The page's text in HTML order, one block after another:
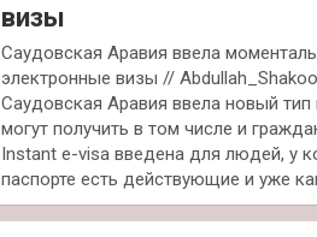
визы
Саудовская Аравия ввела
электронные визы //
Саудовская Аравия ввела новый тип
могут получить в том числе и
Instant e-visa введена для людей, у
паспорте есть действующие и уже